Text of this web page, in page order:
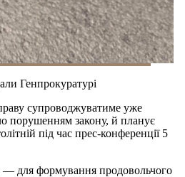
Генпрокуратурі
супроводжуватиме уже
порушенням закону, й планує
під час прес-конференції 5
— для формування продовольчого